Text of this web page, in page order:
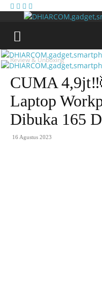
Review & Unboxing
CUMA
Laptop
Dibuka 165
16 Agustus 2023
CariGadget